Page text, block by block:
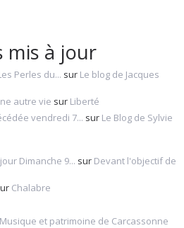
mis à jour
Perles du... sur Le blog de Jacques
autre vie sur Liberté
vendredi 7... sur Le Blog de Sylvie
Dimanche 9... sur Devant l'objectif de
Chalabre
Musique et patrimoine de Carcassonne